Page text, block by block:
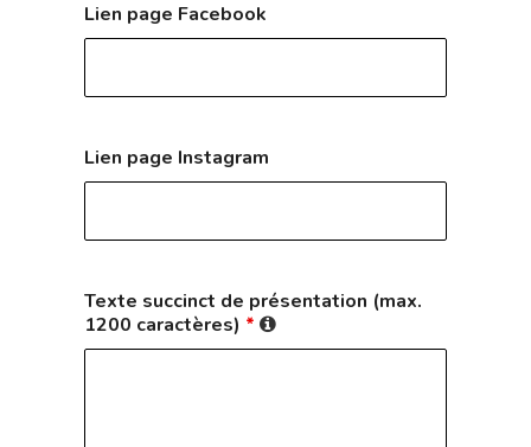
Lien page Facebook
Lien page Instagram
Texte succinct de présentation (max.
1200 caractères) *